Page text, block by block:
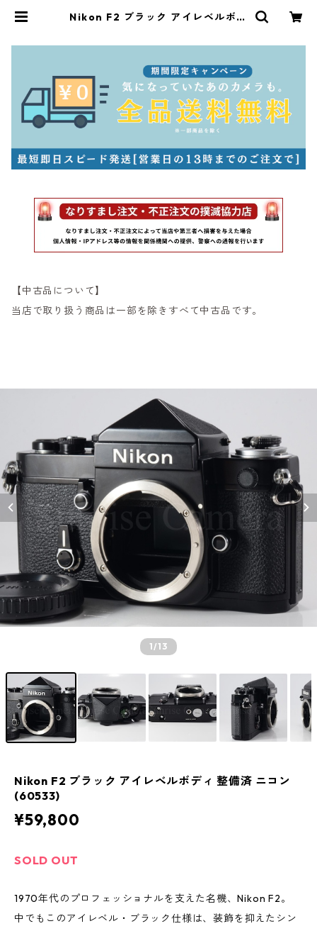
Nikon F2 ブラック アイレベルボデ
【中古品について】
当店で取り扱う商品は一部を除きすべて中古品です。
1/13
Nikon F2 ブラック アイレベルボディ 整備済 ニコン
(60533)
¥59,800
SOLD OUT
1970年代のプロフェッショナルを支えた名機、Nikon F2。
中でもこのアイレベル・ブラック仕様は、装飾を抑えたシン